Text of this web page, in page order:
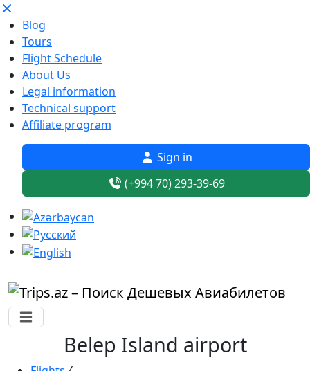
Blog
Tours
Flight Schedule
About Us
Legal information
Technical support
Affiliate program
Sign in
(+994 70) 293-39-69
Belep Island airport